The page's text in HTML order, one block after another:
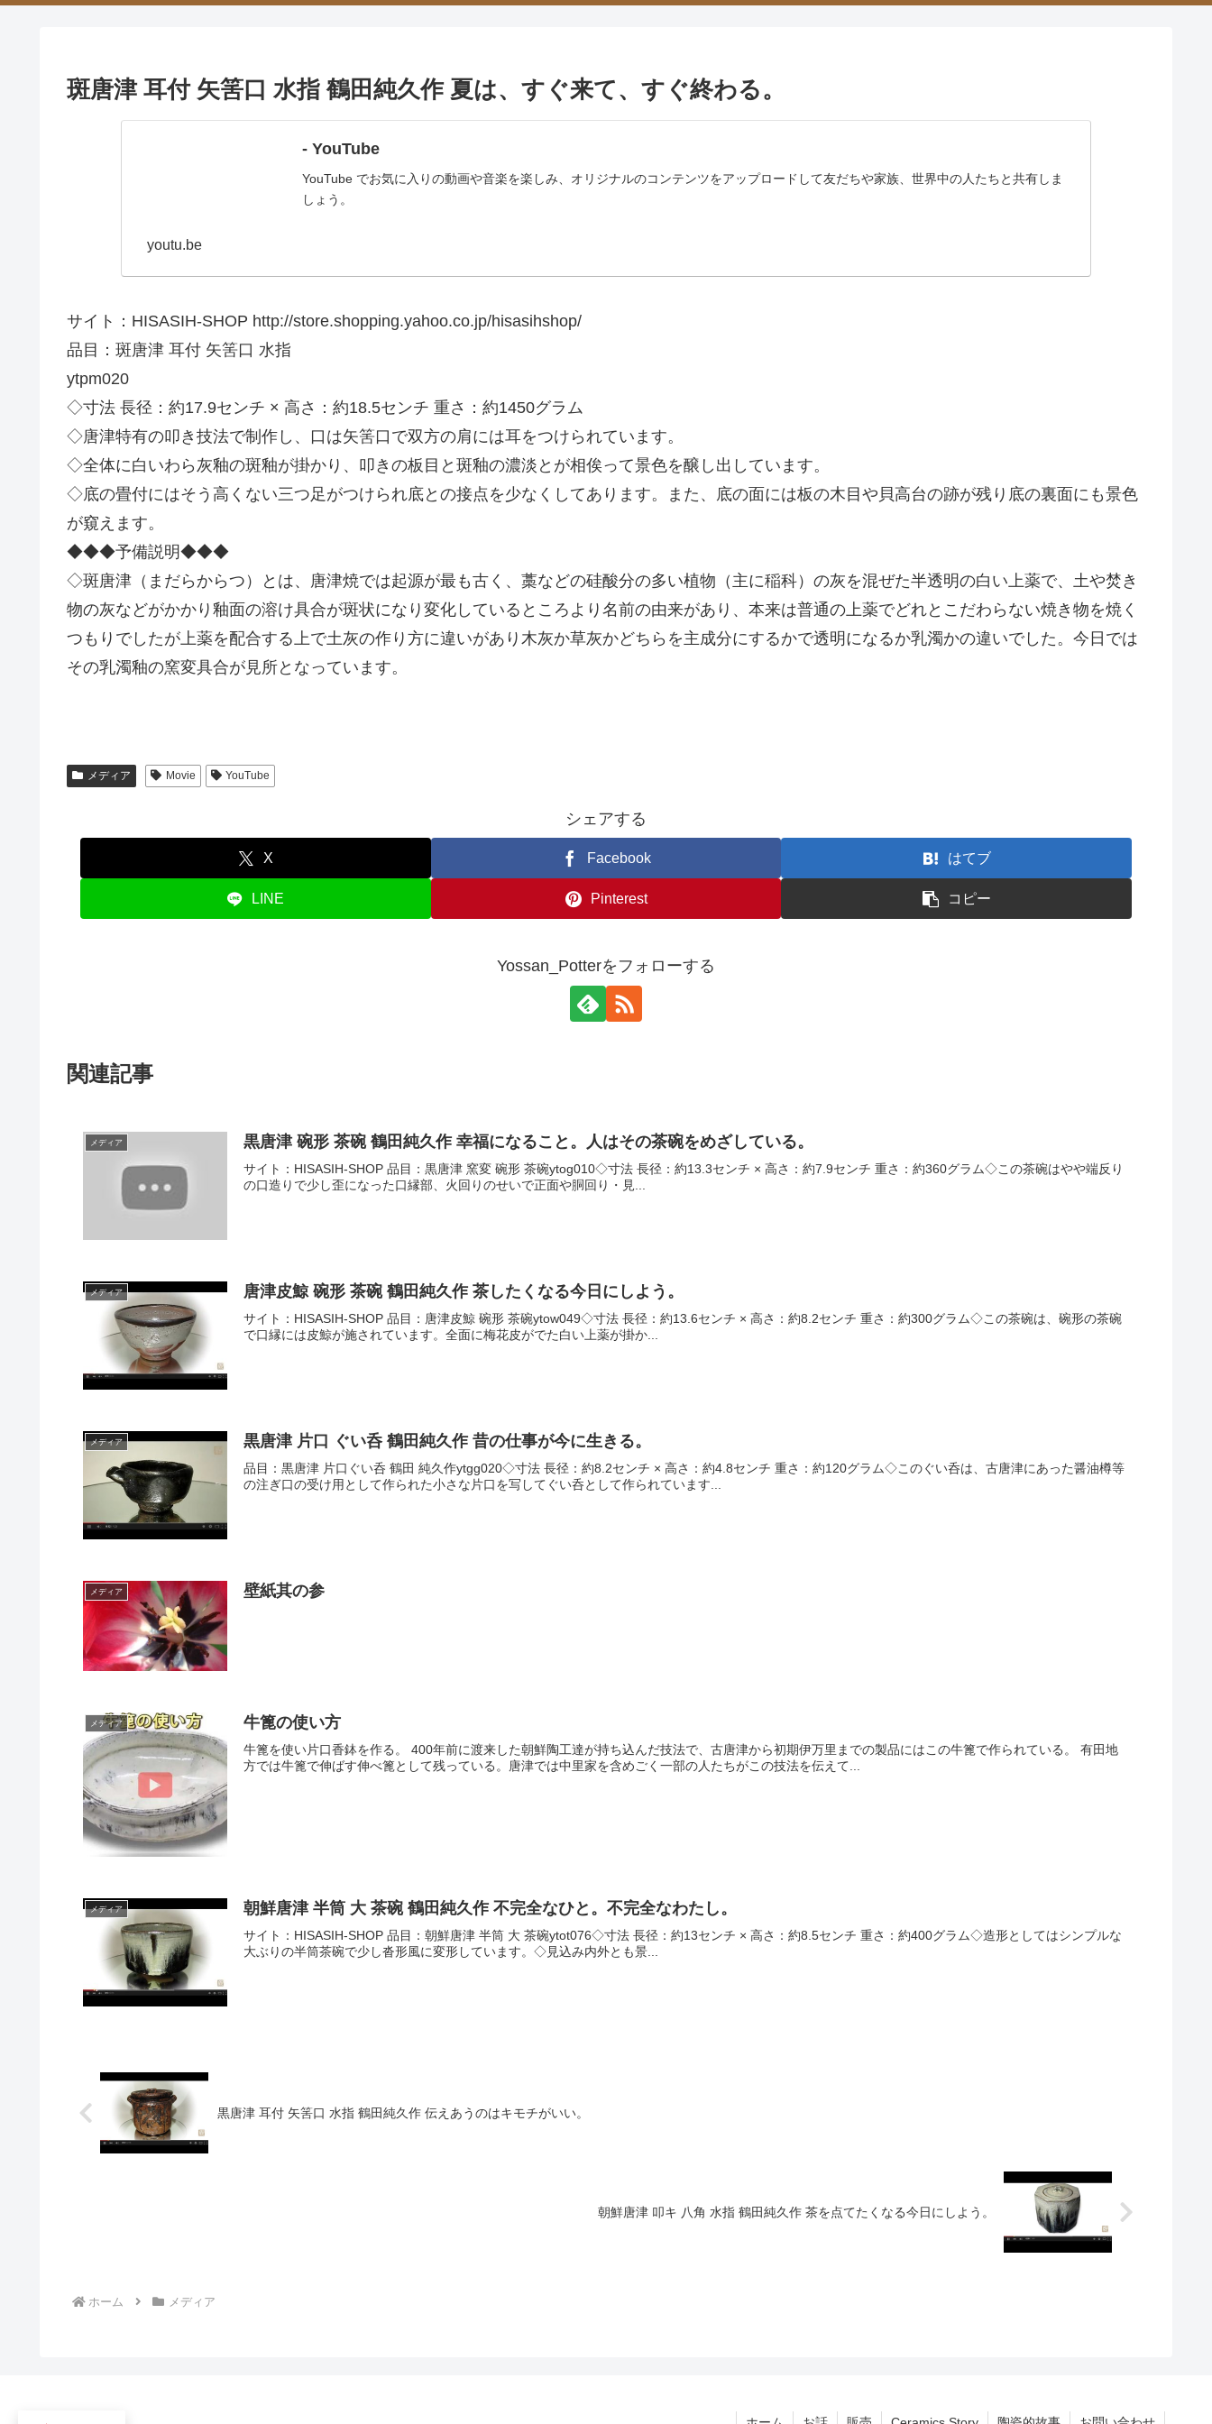
斑唐津 耳付 矢筈口 水指 鶴田純久作 夏は、すぐ来て、すぐ終わる。
- YouTube
YouTube でお気に入りの動画や音楽を楽しみ、オリジナルのコンテンツをアップロードして友だちや家族、世界中の人たちと共有しま
しょう。
youtu.be
サイト：HISASIH-SHOP http://store.shopping.yahoo.co.jp/hisasihshop/
品目：斑唐津 耳付 矢筈口 水指
ytpm020
◇寸法 長径：約17.9センチ × 高さ：約18.5センチ 重さ：約1450グラム
◇唐津特有の叩き技法で制作し、口は矢筈口で双方の肩には耳をつけられています。
◇全体に白いわら灰釉の斑釉が掛かり、叩きの板目と斑釉の濃淡とが相俟って景色を醸し出しています。
◇底の畳付にはそう高くない三つ足がつけられ底との接点を少なくしてあります。また、底の面には板の木目や貝高台の跡が残り底の裏面にも景色
が窺えます。
◆◆◆予備説明◆◆◆
◇斑唐津（まだらからつ）とは、唐津焼では起源が最も古く、藁などの硅酸分の多い植物（主に稲科）の灰を混ぜた半透明の白い上薬で、土や焚き
物の灰などがかかり釉面の溶け具合が斑状になり変化しているところより名前の由来があり、本来は普通の上薬でどれとこだわらない焼き物を焼く
つもりでしたが上薬を配合する上で土灰の作り方に違いがあり木灰か草灰かどちらを主成分にするかで透明になるか乳濁かの違いでした。今日では
その乳濁釉の窯変具合が見所となっています。
メディア Movie YouTube
シェアする
X Facebook はてブ
LINE Pinterest コピー
Yossan_Potterをフォローする
関連記事
メディア 黒唐津 碗形 茶碗 鶴田純久作 幸福になること。人はその茶碗をめざしている。
サイト：HISASIH-SHOP 品目：黒唐津 窯変 碗形 茶碗ytog010◇寸法 長径：約13.3センチ × 高さ：約7.9センチ 重さ：約360グラム◇この茶碗はやや端反り
の口造りで少し歪になった口縁部、火回りのせいで正面や胴回り・見...
メディア 唐津皮鯨 碗形 茶碗 鶴田純久作 茶したくなる今日にしよう。
サイト：HISASIH-SHOP 品目：唐津皮鯨 碗形 茶碗ytow049◇寸法 長径：約13.6センチ × 高さ：約8.2センチ 重さ：約300グラム◇この茶碗は、碗形の茶碗
で口縁には皮鯨が施されています。全面に梅花皮がでた白い上薬が掛か...
メディア 黒唐津 片口 ぐい呑 鶴田純久作 昔の仕事が今に生きる。
品目：黒唐津 片口ぐい呑 鶴田 純久作ytgg020◇寸法 長径：約8.2センチ × 高さ：約4.8センチ 重さ：約120グラム◇このぐい呑は、古唐津にあった醤油樽等
の注ぎ口の受け用として作られた小さな片口を写してぐい呑として作られています...
メディア 壁紙其の参
メディア 牛篦の使い方
牛篦を使い片口香鉢を作る。 400年前に渡来した朝鮮陶工達が持ち込んだ技法で、古唐津から初期伊万里までの製品にはこの牛篦で作られている。 有田地
方では牛篦で伸ばす伸べ篦として残っている。唐津では中里家を含めごく一部の人たちがこの技法を伝えて...
メディア 朝鮮唐津 半筒 大 茶碗 鶴田純久作 不完全なひと。不完全なわたし。
サイト：HISASIH-SHOP 品目：朝鮮唐津 半筒 大 茶碗ytot076◇寸法 長径：約13センチ × 高さ：約8.5センチ 重さ：約400グラム◇造形としてはシンプルな
大ぶりの半筒茶碗で少し沓形風に変形しています。◇見込み内外とも景...
黒唐津 耳付 矢筈口 水指 鶴田純久作 伝えあうのはキモチがいい。
朝鮮唐津 叩キ 八角 水指 鶴田純久作 茶を点てたくなる今日にしよう。
ホーム メディア